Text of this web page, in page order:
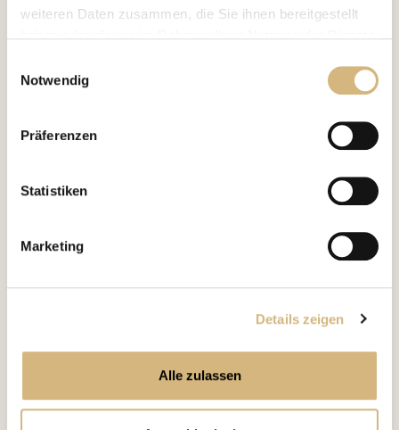
weiteren Daten zusammen, die Sie ihnen bereitgestellt
und im
mehr darüber, wer wir sind, wie Sie uns
kontaktieren können und wie wir personenbezogene
Notwendig
Präferenzen
Statistiken
Marketing
Details zeigen
Alle zulassen